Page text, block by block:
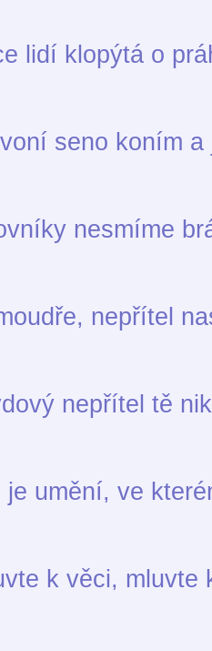
klopýtá o
seno koním a
nesmíme
nepřítel
nepřítel tě
umění, ve
k věci, mluvte